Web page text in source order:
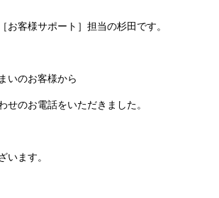
お客様サポート］担当の杉田です。
いのお客様から
せのお電話をいただきました。
います。